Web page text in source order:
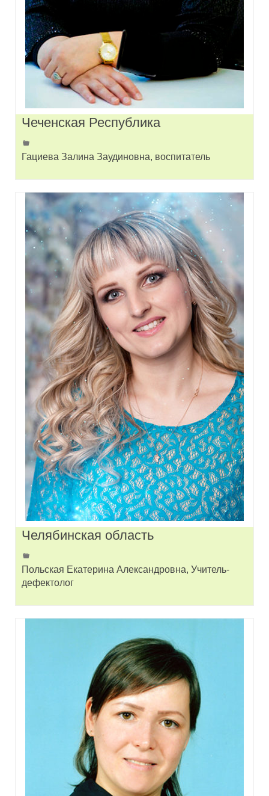
Чеченская Республика
Гациева Залина Заудиновна, воспитатель
Челябинская область
Польская Екатерина Александровна, Учитель-
дефектолог